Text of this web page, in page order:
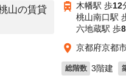
木幡駅 歩12
桃山南口駅
六地蔵駅 歩8
京都府京都
総階数 3階建